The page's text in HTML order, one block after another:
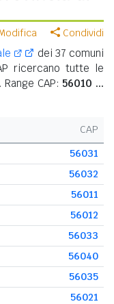
Condividi
dei 37 comuni
ricercano tutte le
CAP: 56010 ...
CAP
56031
56032
56011
56012
56033
56040
56035
56021